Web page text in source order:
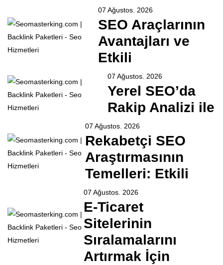
07 Ağustos. 2026
SEO Araçlarının
Avantajları ve
Etkili
07 Ağustos. 2026
Yerel SEO’da
Rakip Analizi ile
07 Ağustos. 2026
Rekabetçi SEO
Araştırmasının
Temelleri: Etkili
07 Ağustos. 2026
E-Ticaret
Sitelerinin
Sıralamalarını
Artırmak İçin